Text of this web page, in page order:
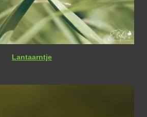
Lantaarntje